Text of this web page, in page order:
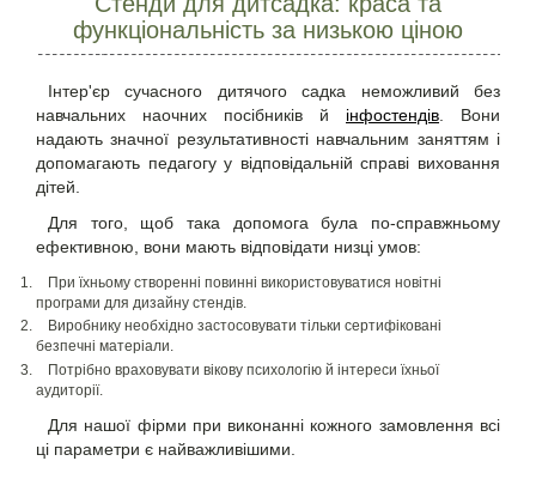
функціональність за низькою ціною
Інтер'єр сучасного дитячого садка неможливий без
навчальних наочних посібників й інфостендів . Вони
надають значної результативності навчальним заняттям і
допомагають педагогу у відповідальній справі виховання
дітей.
Для того, щоб така допомога була по-справжньому
ефективною, вони мають відповідати низці умов:
При їхньому створенні повинні використовуватися новітні
програми для дизайну стендів.
Виробнику необхідно застосовувати тільки сертифіковані
безпечні матеріали.
Потрібно враховувати вікову психологію й інтереси їхньої
аудиторії.
Для нашої фірми при виконанні кожного замовлення всі
ці параметри є найважливішими.